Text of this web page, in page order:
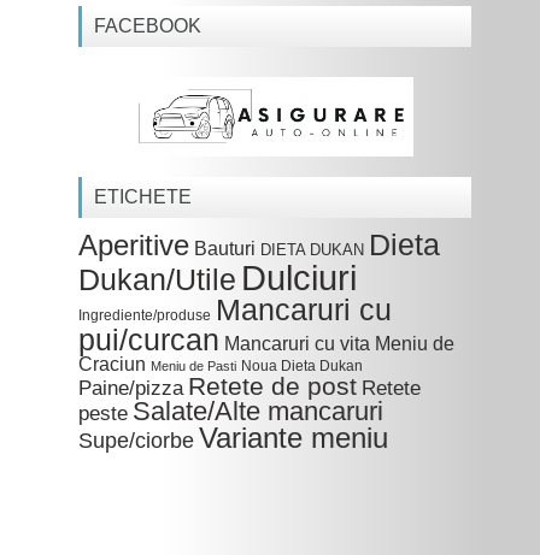
FACEBOOK
ETICHETE
Aperitive Bauturi DIETA DUKAN Dieta
Dukan/Utile Dulciuri
Ingrediente/produse Mancaruri cu
pui/curcan Mancaruri cu vita Meniu de
Craciun Meniu de Pasti Noua Dieta Dukan
Paine/pizza Retete de post Retete
peste Salate/Alte mancaruri
Supe/ciorbeVariante meniu